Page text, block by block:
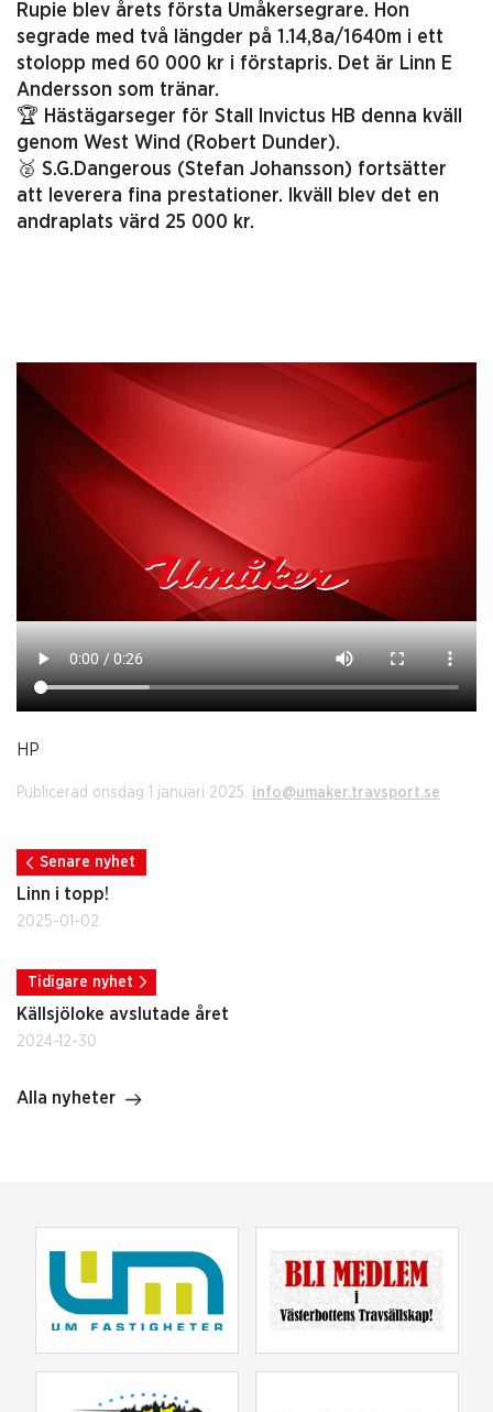
Rupie blev årets första Umåkersegrare. Hon
segrade med två längder på 1.14,8a/1640m i ett
stolopp med 60 000 kr i förstapris. Det är Linn E
Andersson som tränar.
🏆 Hästägarseger för Stall Invictus HB denna kväll
genom West Wind (Robert Dunder).
🥈 S.G.Dangerous (Stefan Johansson) fortsätter
att leverera fina prestationer. Ikväll blev det en
andraplats värd 25 000 kr.
HP
Publicerad onsdag 1 januari 2025. info@umaker.travsport.se
Senare nyhet
Linn i topp!
2025-01-02
Tidigare nyhet
Källsjöloke avslutade året
2024-12-30
Alla nyheter